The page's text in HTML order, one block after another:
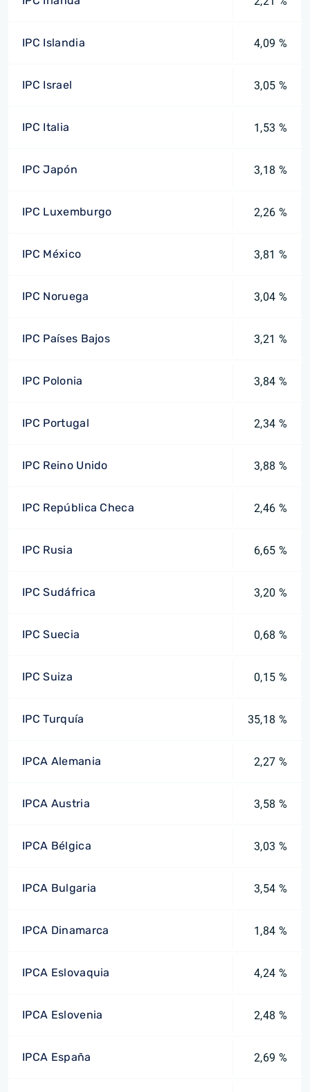
IPC Islandia 4,09 %
IPC Israel 3,05 %
IPC Italia 1,53 %
IPC Japón 3,18 %
IPC Luxemburgo 2,26 %
IPC México 3,81 %
IPC Noruega 3,04 %
IPC Países Bajos 3,21 %
IPC Polonia 3,84 %
IPC Portugal 2,34 %
IPC Reino Unido 3,88 %
IPC República Checa 2,46 %
IPC Rusia 6,65 %
IPC Sudáfrica 3,20 %
IPC Suecia 0,68 %
IPC Suiza 0,15 %
IPC Turquía 35,18 %
IPCA Alemania 2,27 %
IPCA Austria 3,58 %
IPCA Bélgica 3,03 %
IPCA Bulgaria 3,54 %
IPCA Dinamarca 1,84 %
IPCA Eslovaquia 4,24 %
IPCA Eslovenia 2,48 %
IPCA España 2,69 %